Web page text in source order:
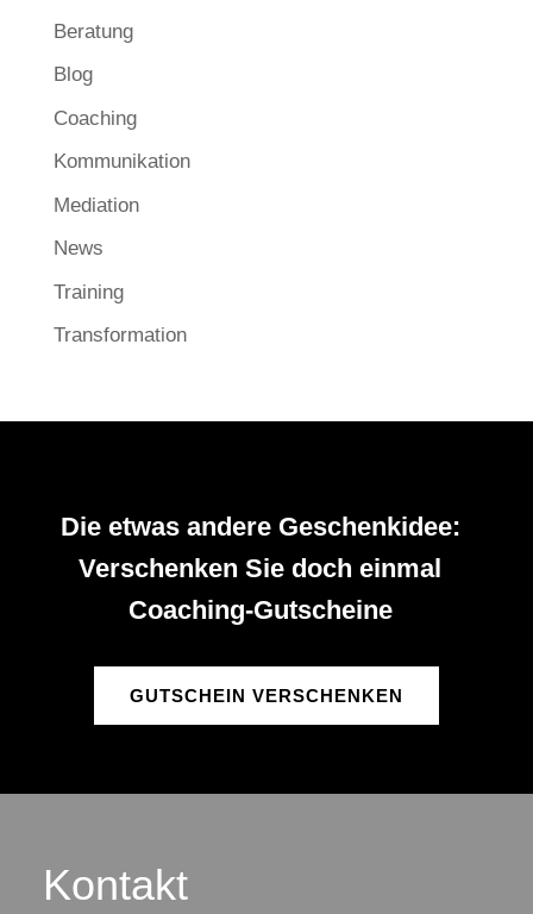
Beratung
Blog
Coaching
Kommunikation
Mediation
News
Training
Transformation
Die etwas andere Geschenkidee:
Verschenken Sie doch einmal
Coaching-Gutscheine
GUTSCHEIN VERSCHENKEN
Kontakt